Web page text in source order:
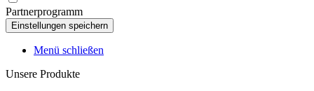
Partnerprogramm
Menü schließen
Unsere Produkte